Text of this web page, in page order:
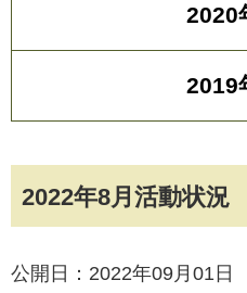
2022年8月活動状況
公開日：2022年09月01
2020
2019